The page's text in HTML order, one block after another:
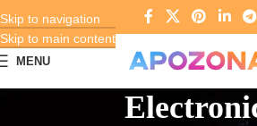
Skip to navigation
Skip to main content
MENU